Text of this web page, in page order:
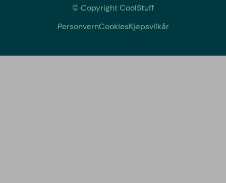
© Copyright CoolStuff
PersonvernCookiesKjøpsvilkår